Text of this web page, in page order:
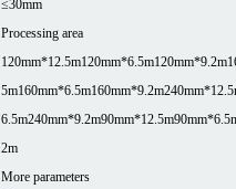
≤30mm
Processing area
120mm*12.5m120mm*6.5m120mm*9.2m
5m160mm*6.5m160mm*9.2m
6.5m240mm*9.2m90mm*12.5m
2m
More parameters